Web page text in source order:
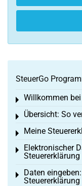
SteuerGo
Willkommen
Toggle menu
Übersicht: So
Toggle menu
Meine
Toggle menu
Elektronischer
Steuererklärung
Toggle menu
Daten
Steuererklärung
Toggle menu